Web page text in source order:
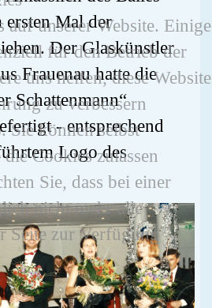
Mal der
Der Glaskünstler
Frauenau hatte die
Schattenmann“
- entsprechend
Logo des
auf unserer Website. Einige
für den Betrieb der
uns helfen, diese Website
zu verbessern
Sie können selbst
Cookies zulassen
Sie, dass bei einer
nicht mehr alle
Seite zur Verfügung